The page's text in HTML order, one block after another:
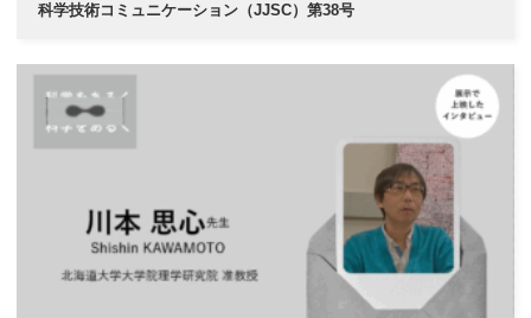
科学技術コミュニケーション（JJSC）第38号